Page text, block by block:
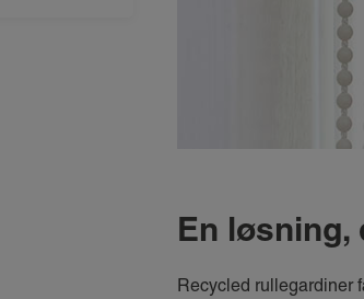
En løsning,
Recycled rullegardiner